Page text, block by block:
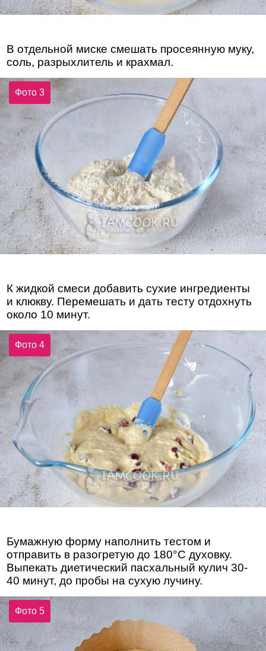
В отдельной миске смешать просеянную муку,
соль, разрыхлитель и крахмал.
Фото 3
К жидкой смеси добавить сухие ингредиенты
и клюкву. Перемешать и дать тесту отдохнуть
около 10 минут.
Фото 4
Бумажную форму наполнить тестом и
отправить в разогретую до 180°С духовку.
Выпекать диетический пасхальный кулич 30-
40 минут, до пробы на сухую лучину.
Фото 5